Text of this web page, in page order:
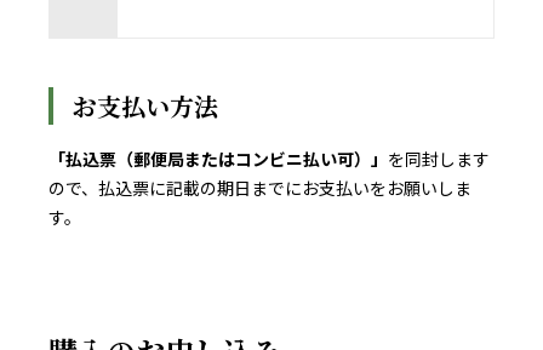
お支払い方法
「払込票（郵便局またはコンビニ払い可）」 を同封します
ので、払込票に記載の期日までにお支払いをお願いしま
す。